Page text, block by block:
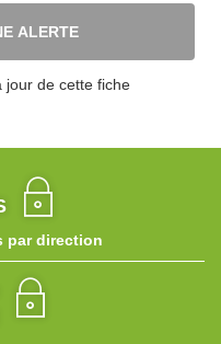
ALERTE
jour de cette fiche
par direction